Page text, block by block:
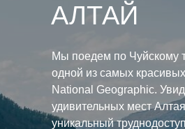
АЛТАЙ
Мы поедем по Чуйскому
одной из самых
National Geographic.
удивительных мест
уникальный